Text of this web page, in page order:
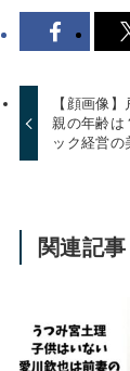
【顔画像
親の年齢は
ック経営の
関連記事